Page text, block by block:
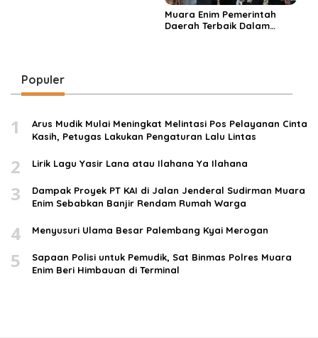
Muara Enim Pemerintah
Daerah Terbaik Dalam
Populer
1
Arus Mudik Mulai Meningkat Melintasi Pos Pelayanan Cinta
Kasih, Petugas Lakukan Pengaturan Lalu Lintas
2 Lirik Lagu Yasir Lana atau Ilahana Ya Ilahana
3
Dampak Proyek PT KAI di Jalan Jenderal Sudirman Muara
Enim Sebabkan Banjir Rendam Rumah Warga
4 Menyusuri Ulama Besar Palembang Kyai Merogan
5
Sapaan Polisi untuk Pemudik, Sat Binmas Polres Muara
Enim Beri Himbauan di Terminal